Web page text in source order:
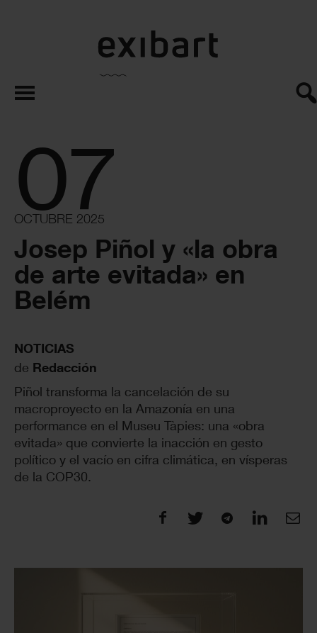
exibart.es
07
OCTUBRE 2025
Josep Piñol y «la obra
de arte evitada» en
Belém
NOTICIAS
de Redacción
Piñol transforma la cancelación de su
macroproyecto en la Amazonía en una
performance en el Museu Tàpies: una «obra
evitada» que convierte la inacción en gesto
político y el vacío en cifra climática, en vísperas
de la COP30.